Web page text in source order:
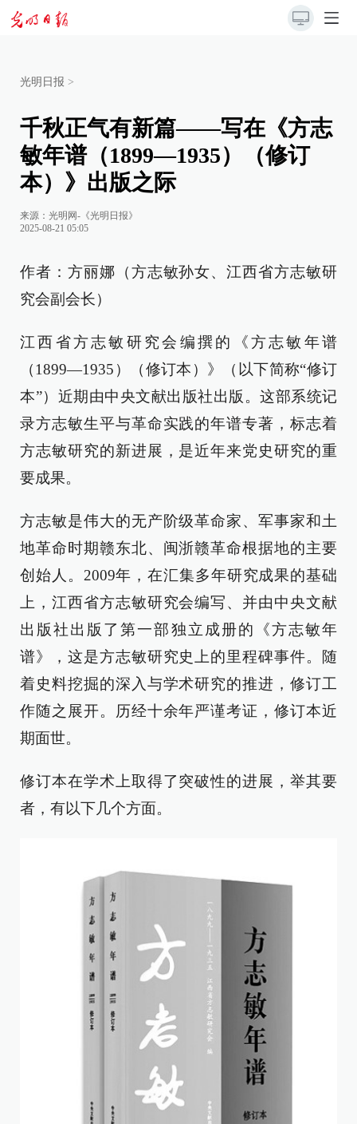
光明日报 >
千秋正气有新篇——写在《方志
敏年谱（1899—1935）（修订
本）》出版之际
来源： 光明网-《光明日报》
2025-08-21 05:05
作者：方丽娜（方志敏孙女、江西省方志敏研
究会副会长）
江西省方志敏研究会编撰的《方志敏年谱
（1899—1935）（修订本）》（以下简称“修订
本”）近期由中央文献出版社出版。这部系统记
录方志敏生平与革命实践的年谱专著，标志着
方志敏研究的新进展，是近年来党史研究的重
要成果。
方志敏是伟大的无产阶级革命家、军事家和土
地革命时期赣东北、闽浙赣革命根据地的主要
创始人。2009年，在汇集多年研究成果的基础
上，江西省方志敏研究会编写、并由中央文献
出版社出版了第一部独立成册的《方志敏年
谱》，这是方志敏研究史上的里程碑事件。随
着史料挖掘的深入与学术研究的推进，修订工
作随之展开。历经十余年严谨考证，修订本近
期面世。
修订本在学术上取得了突破性的进展，举其要
者，有以下几个方面。